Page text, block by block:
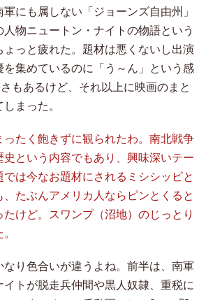
にも属しない「ジョーンズ自由州」
物ニュートン・ナイトの物語という
ょっと疲れた。題材は悪くないし出演
を集めているのに「う～ん」という感
もあるけど、それ以上に映画のまと
まった。
たく飽きずに観られたわ。南北戦争
という内容でもあり、興味深いテー
は今なお題材にされるミシシッピと
たぶんアメリカ人ならピンとくると
けど。スワンプ（沼地）のじっとり
り色合いが違うよね。前半は、南軍
トが脱走兵仲間や黒人奴隷、重税に